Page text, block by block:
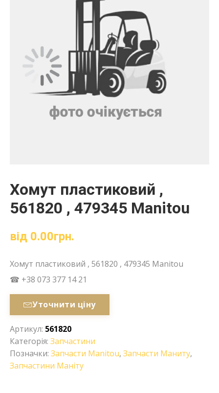
Хомут пластиковий ,
561820 , 479345 Manitou
від 0.00грн.
Хомут пластиковий , 561820 , 479345 Manitou
☎ +38 073 377 14 21
Уточнити ціну
Артикул: 561820
Категорія: Запчастини
Позначки: Запчасти Manitou, Запчасти Маниту,
Запчастини Маніту